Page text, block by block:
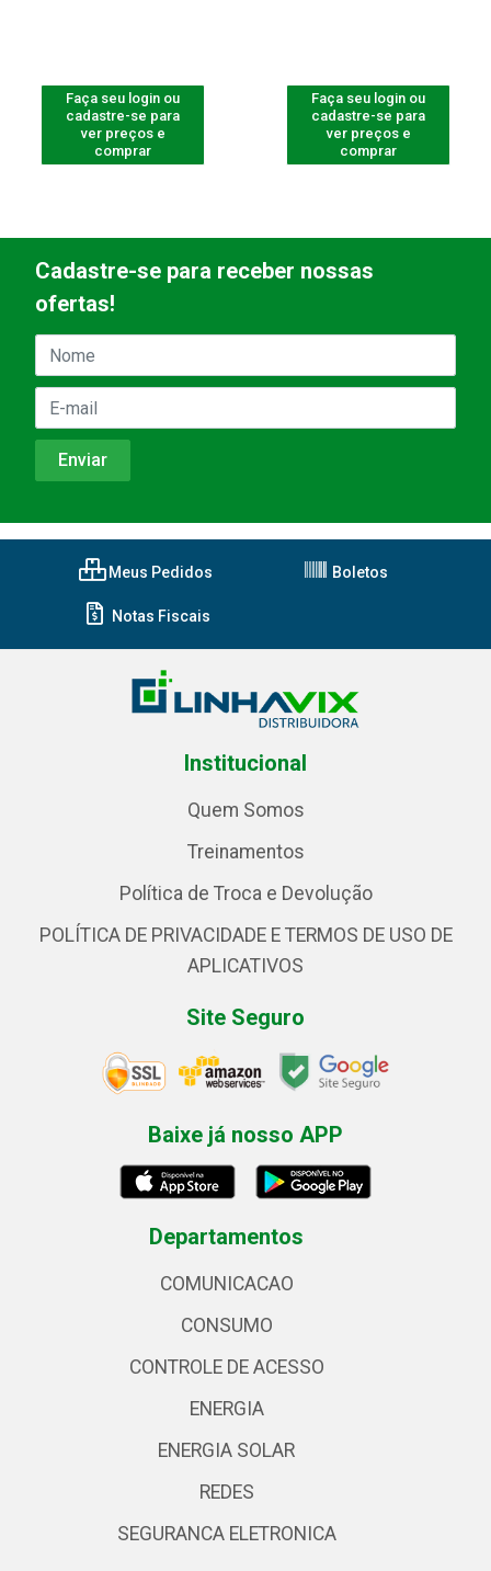
Faça seu login ou
cadastre-se para
ver preços e
comprar
Faça seu login ou
cadastre-se para
ver preços e
comprar
Cadastre-se para receber nossas
ofertas!
Meus Pedidos Boletos
Notas Fiscais
Institucional
Quem Somos
Treinamentos
Política de Troca e Devolução
POLÍTICA DE PRIVACIDADE E TERMOS DE USO DE
APLICATIVOS
Site Seguro
Baixe já nosso APP
Departamentos
COMUNICACAO
CONSUMO
CONTROLE DE ACESSO
ENERGIA
ENERGIA SOLAR
REDES
SEGURANCA ELETRONICA